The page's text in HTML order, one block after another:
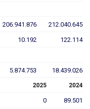
206.941.876 212.040.645
10.192 122.114
5.874.753 18.439.026
2025 2024
0 89.501